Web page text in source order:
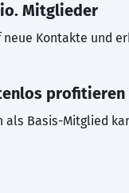
Mitglieder
neue Kontakte und
profitieren
als Basis-Mitglied